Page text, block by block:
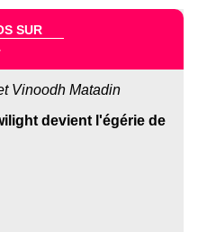
SUR
Vinoodh Matadin
devient l'égérie de